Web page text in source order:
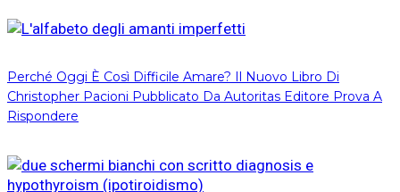
Perché Oggi È Così Difficile Amare? Il Nuovo Libro Di
Christopher Pacioni Pubblicato Da Autoritas Editore Prova A
Rispondere